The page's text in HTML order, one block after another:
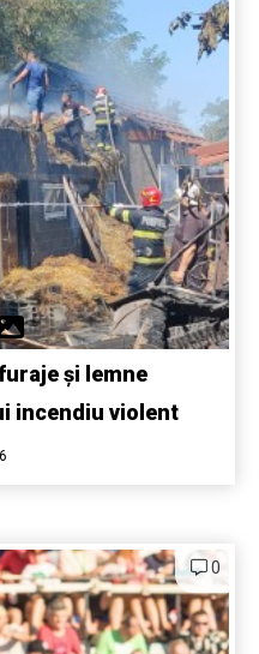
și lemne
incendiu violent
0